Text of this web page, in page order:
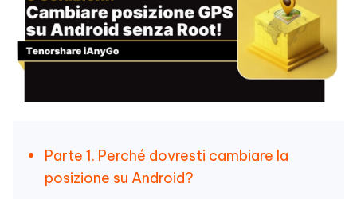
Parte 1. Perché dovresti cambiare la
posizione su Android?